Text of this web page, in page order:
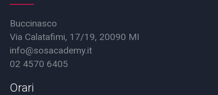
Buccinasco
Via Calatafimi, 17/19, 20090 MI
info@sosacademy.it
02 4570 6405
Orari